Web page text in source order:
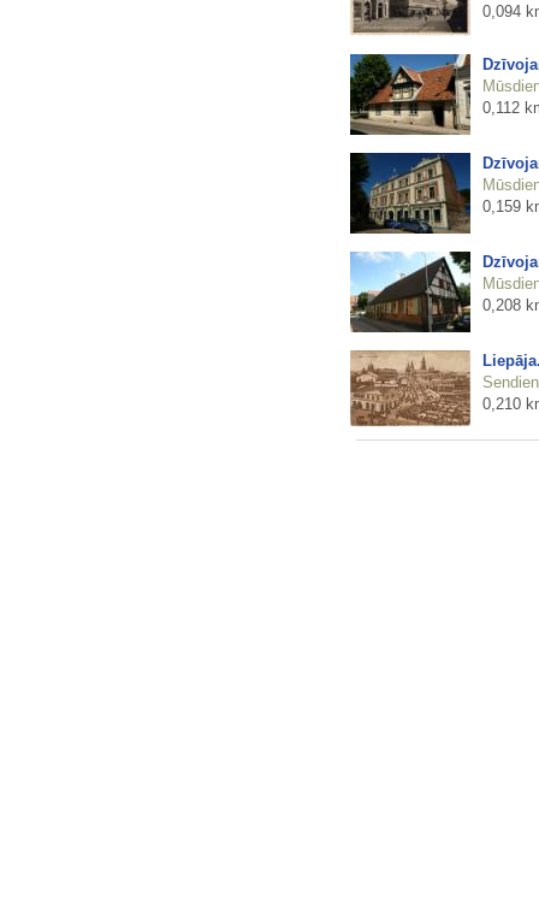
0,094
0,112
0,159
0,208
0,210